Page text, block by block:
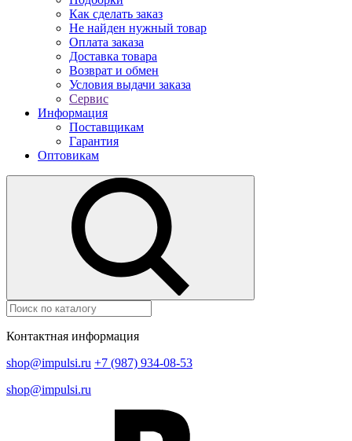
Как сделать заказ
Не найден нужный товар
Оплата заказа
Доставка товара
Возврат и обмен
Условия выдачи заказа
Сервис
Информация
Поставщикам
Гарантия
Оптовикам
Контактная информация
shop@impulsi.ru +7 (987) 934-08-53
shop@impulsi.ru